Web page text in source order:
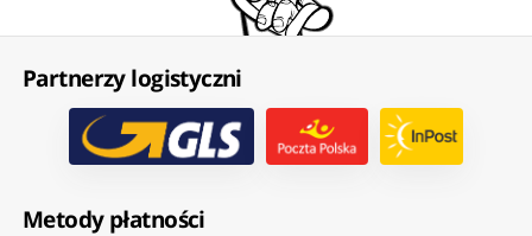
Partnerzy logistyczni
Metody płatności